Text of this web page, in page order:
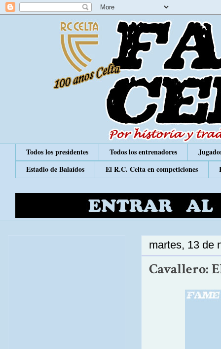
Todos los presidentes Todos los entrenadores
Estadio de Balaídos
El R.C. Celta en competiciones
martes, 13 de
Cavallero: